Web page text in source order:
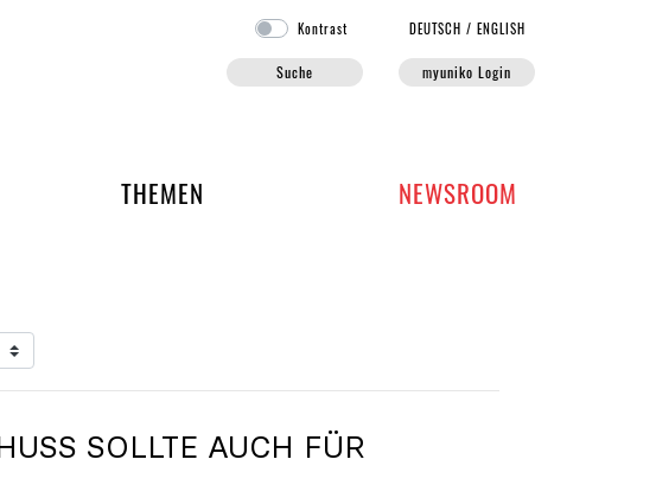
Kontrast DEUTSCH /ENGLISH
Suche myuniko Login
DER UNIKO
THEMEN NEWSROOM
SOLLTE AUCH FÜR